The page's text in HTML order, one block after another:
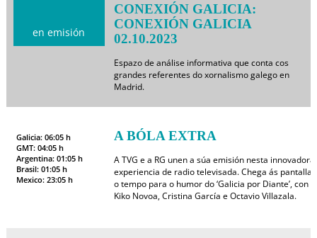
en emisión
CONEXIÓN GALICIA:
CONEXIÓN GALICIA
02.10.2023
Espazo de análise informativa que conta cos
grandes referentes do xornalismo galego en
Madrid.
Galicia: 06:05 h
GMT: 04:05 h
Argentina: 01:05 h
Brasil: 01:05 h
Mexico: 23:05 h
A BÓLA EXTRA
A TVG e a RG unen a súa emisión nesta innovadora
experiencia de radio televisada. Chega ás pantallas
o tempo para o humor do ‘Galicia por Diante’, con
Kiko Novoa, Cristina García e Octavio Villazala.